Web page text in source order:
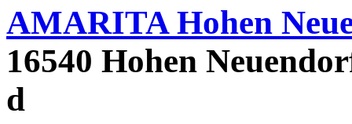
AMARITA Hohen
16540 Hohen
d